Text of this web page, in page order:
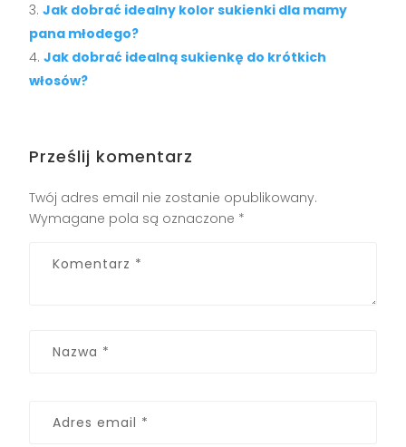
Jak dobrać idealny kolor sukienki dla mamy
pana młodego?
Jak dobrać idealną sukienkę do krótkich
włosów?
Prześlij komentarz
Twój adres email nie zostanie opublikowany.
Wymagane pola są oznaczone *